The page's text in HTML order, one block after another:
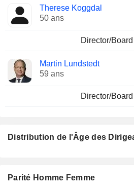
Therese Koggdal
50 ans
Director/
Martin Lundstedt
59 ans
Director/
Distribution de l'Âge des
Parité Homme Femme